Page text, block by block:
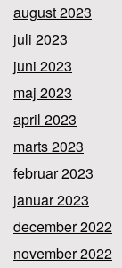
august 2023
juli 2023
juni 2023
maj 2023
april 2023
marts 2023
februar 2023
januar 2023
december 2022
november 2022